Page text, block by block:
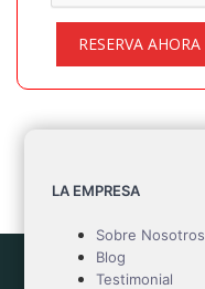
RESERVA AHORA
LA EMPRESA
Sobre Nosotros
Blog
Testimonial